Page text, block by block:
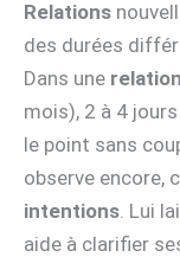
Relations
des durées
Dans une relation
mois), 2 à 4
le point sans
observe encore,
intentions . Lui
aide à clarifier